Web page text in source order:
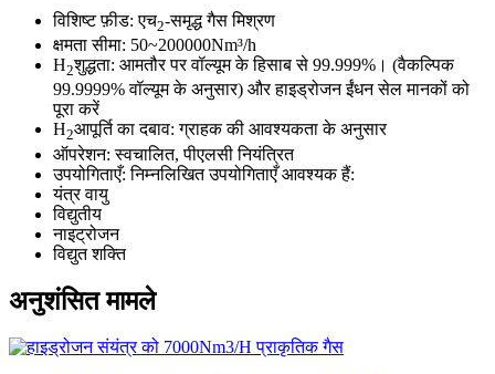
विशिष्ट फ़ीड: एच2-समृद्ध गैस मिश्रण
क्षमता सीमा: 50~200000Nm³/h
H2शुद्धता: आमतौर पर वॉल्यूम के हिसाब से 99.999%। (वैकल्पिक
99.9999% वॉल्यूम के अनुसार) और हाइड्रोजन ईंधन सेल मानकों को
पूरा करें
H2आपूर्ति का दबाव: ग्राहक की आवश्यकता के अनुसार
ऑपरेशन: स्वचालित, पीएलसी नियंत्रित
उपयोगिताएँ: निम्नलिखित उपयोगिताएँ आवश्यक हैं:
यंत्र वायु
विद्युतीय
नाइट्रोजन
विद्युत शक्ति
अनुशंसित मामले